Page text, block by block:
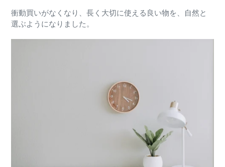
衝動買いがなくなり、長く大切に使える良い物を、自然と
選ぶようになりました。